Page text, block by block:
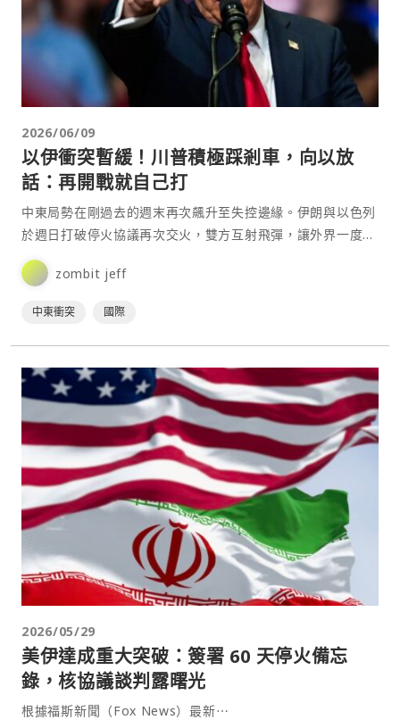
2026/06/09
以伊衝突暫緩！川普積極踩剎車，向以放
話：再開戰就自己打
中東局勢在剛過去的週末再次飆升至失控邊緣。伊朗與以色列
於週日打破停火協議再次交火，雙方互射飛彈，讓外界一度擔
憂美伊戰爭恐演變成更大規模的地區混戰。在美國總統川普密
集⋯ zombit jeff
中東衝突 國際
2026/05/29
美伊達成重大突破：簽署 60 天停火備忘
錄，核協議談判露曙光
根據福斯新聞（Fox News）最新⋯